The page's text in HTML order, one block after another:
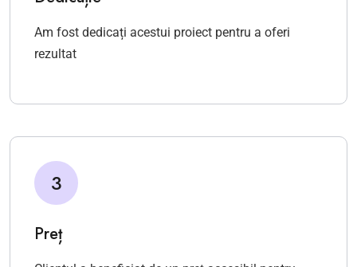
Am fost dedicați acestui proiect pentru a oferi
rezultat
3
Preț